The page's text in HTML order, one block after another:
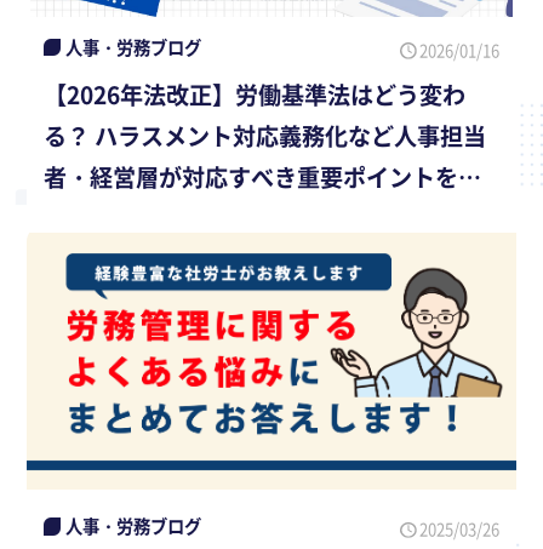
人事・労務ブログ 2026/01/16
【2026年法改正】労働基準法はどう変わ
る？ ハラスメント対応義務化など人事担当
者・経営層が対応すべき重要ポイントを社
人事・労務ブログ 2025/03/26